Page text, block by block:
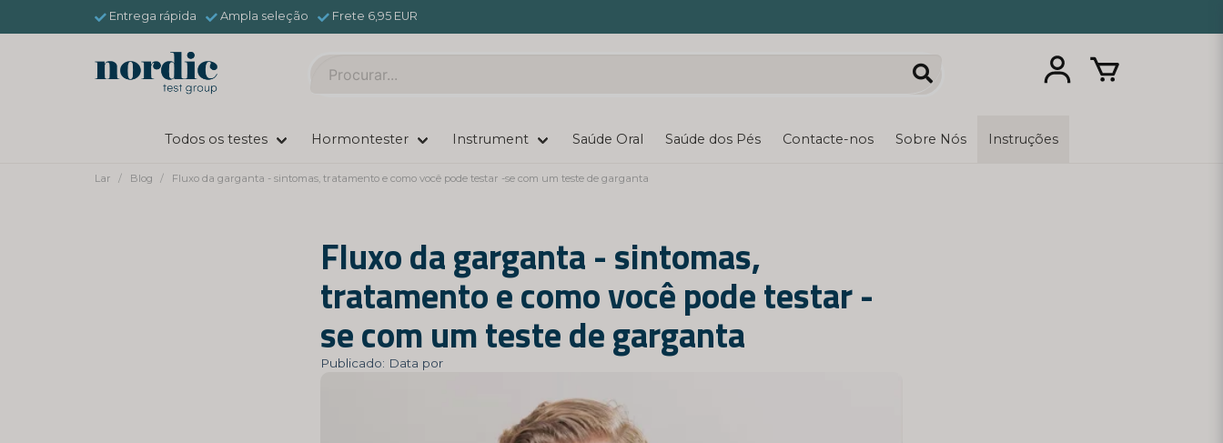
Entrega rápida Ampla seleção Frete 6,95 EUR
Todos os testes Hormontester Instrument Saúde Oral Saúde dos Pés Contacte-nos Sobre Nós Instruções
Lar Blog Fluxo da garganta - sintomas, tratamento e como você pode testar -se com um teste de garganta
Fluxo da garganta - sintomas,
tratamento e como você pode testar -
se com um teste de garganta
Publicado: Data por